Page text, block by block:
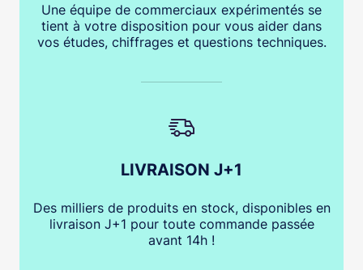
Une équipe de commerciaux expérimentés se
tient à votre disposition pour vous aider dans
vos études, chiffrages et questions techniques.
LIVRAISON J+1
Des milliers de produits en stock, disponibles en
livraison J+1 pour toute commande passée
avant 14h !